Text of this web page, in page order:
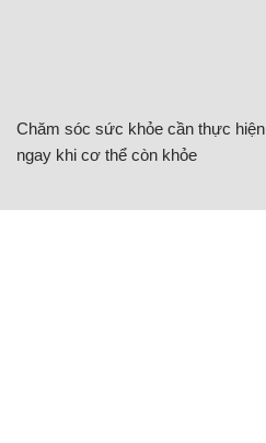
Chăm sóc sức khỏe cần thực hiện
ngay khi cơ thể còn khỏe